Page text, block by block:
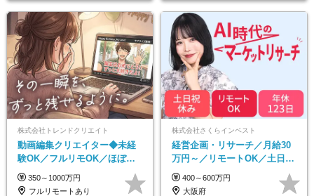
株式会社トレンドクリエイト
動画編集クリエイター◆未経
験OK／フルリモOK／ほぼ定
時帰り／年間休日125日／髪・
服・ネイル自由／副業OK
350～1000万円
フルリモートあり
株式会社さくらインベスト
経営企画・リサーチ／月給30
万円～／リモートOK／土日祝
休み／生成AIを活用できる方
歓迎
400～600万円
大阪府